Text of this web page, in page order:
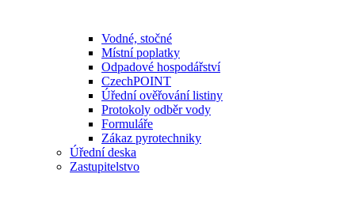
Vodné, stočné
Místní poplatky
Odpadové hospodářství
CzechPOINT
Úřední ověřování listiny
Protokoly odběr vody
Formuláře
Zákaz pyrotechniky
Úřední deska
Zastupitelstvo